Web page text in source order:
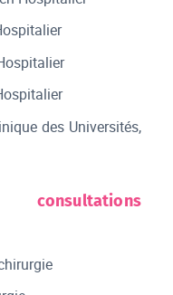
des Universités,